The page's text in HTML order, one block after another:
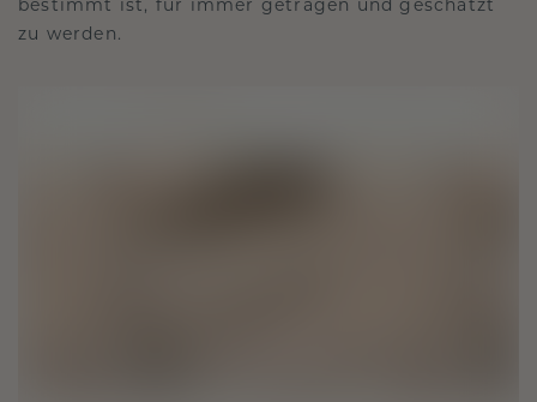
bestimmt ist, für immer getragen und geschätzt
zu werden.